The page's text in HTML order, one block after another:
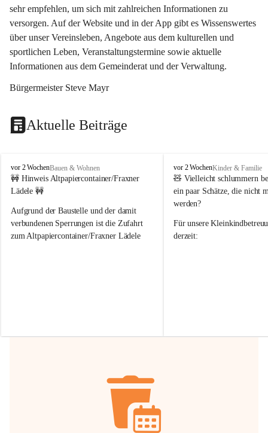
sehr empfehlen, um sich mit zahlreichen Informationen zu
versorgen. Auf der Website und in der App gibt es Wissenswertes
über unser Vereinsleben, Angebote aus dem kulturellen und
sportlichen Leben, Veranstaltungstermine sowie aktuelle
Informationen aus dem Gemeinderat und der Verwaltung.
Bürgermeister Steve Mayr
Aktuelle Beiträge
F
r
a
e
r
n
vor 2 WochenBauen & Wohnen
🚧 Hinweis Altpapiercontainer/Fraxner
Lädele 🚧
Aufgrund der Baustelle und der damit
verbundenen Sperrungen ist die Zufahrt
zum Altpapiercontainer/Fraxner Lädele
Hilfsbereitschaft!
F
r
a
x
r
n
vor 2 WochenKinder & Familie
🧸 Vielleicht schlummern
ein paar Schätze, die nicht
werden?
Für unsere
derzeit: